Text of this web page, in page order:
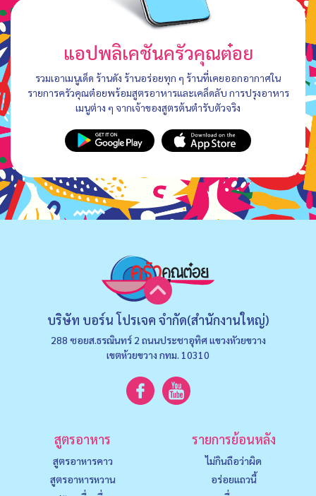
แอปพลิเคชันครัวคุณต๋อย
รวมเอาเมนูเด็ด ร้านดัง ร้านอร่อยทุก ๆ ร้านที่เคยออกอากาศใน
รายการครัวคุณต๋อยพร้อมสูตรอาหารและเคล็ดลับ การปรุงอาหาร
เมนูต่าง ๆ จากเจ้าของสูตรต้นตำรับตัวจริง
บริษัท บอร์น โปรเจค จำกัด(สำนักงานใหญ่)
288 ซอยส.ธรณินทร์ 2 ถนนประชาอุทิศ แขวงหัวยขวาง
เขตห้วยขวาง กทม. 10310
สูตรอาหาร
สูตรอาหารคาว
สูตรอาหารหวาน
รายการย้อนหลัง
ไม่กินถือว่าผิด
อร่อยแถวนี้